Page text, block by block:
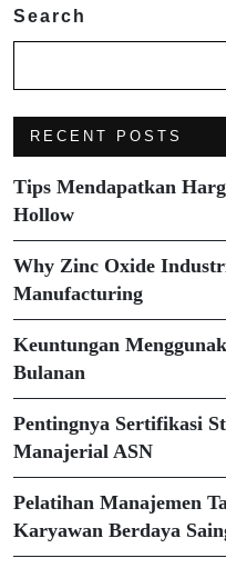
Search
RECENT POSTS
Tips Mendapatkan
Hollow
Why Zinc Oxide
Manufacturing
Keuntungan
Bulanan
Pentingnya Sertifikasi
Manajerial ASN
Pelatihan Manajemen
Karyawan Berdaya